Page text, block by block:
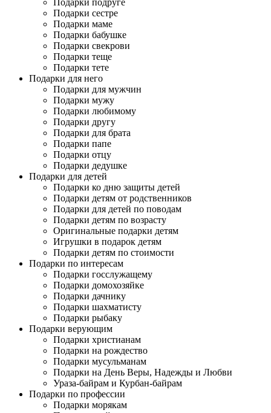
Подарки подруге
Подарки сестре
Подарки маме
Подарки бабушке
Подарки свекрови
Подарки теще
Подарки тете
Подарки для него
Подарки для мужчин
Подарки мужу
Подарки любимому
Подарки другу
Подарки для брата
Подарки папе
Подарки отцу
Подарки дедушке
Подарки для детей
Подарки ко дню защиты детей
Подарки детям от родственников
Подарки для детей по поводам
Подарки детям по возрасту
Оригинальные подарки детям
Игрушки в подарок детям
Подарки детям по стоимости
Подарки по интересам
Подарки госслужащему
Подарки домохозяйке
Подарки дачнику
Подарки шахматисту
Подарки рыбаку
Подарки верующим
Подарки христианам
Подарки на рождество
Подарки мусульманам
Подарки на День Веры, Надежды и Любви
Ураза-байрам и Курбан-байрам
Подарки по профессии
Подарки морякам